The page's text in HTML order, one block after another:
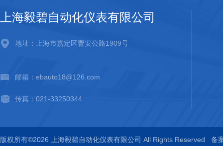
上海毅碧自动化仪表有限公司
地址：上海市嘉定区曹安公路1909号
邮箱：ebauto18@126.com
传真：021-33250344
版权所有©2026 上海毅碧自动化仪表有限公司 All Rights Reserved 备